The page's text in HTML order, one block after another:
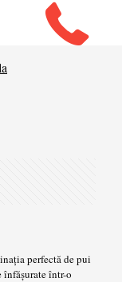
perfectă de pui
înfășurate într-o